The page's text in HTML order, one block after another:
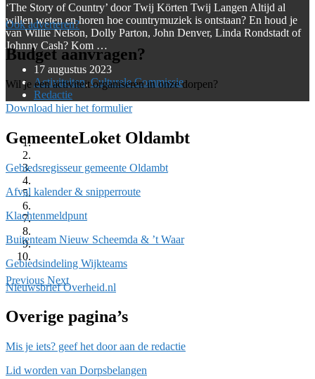
‘The Story of Country’ door Twij Körten Twij Langen Altijd al
willen weten en horen hoe countrymuziek is ontstaan? En houd je
van Willie Nelson, Dolly Parton, John Denver, Linda Rondstadt of
Johnny Cash? Kom …
17 augustus 2023
Activiteiten,Culturele Commissie
Redactie
Previous Next
Ook adverteren?
Budget aanvragen?
Wil je een activiteit organiseren in onze dorpen?
Download hier het formulier
GemeenteLoket Oldambt
Gebiedsregisseur gemeente Oldambt
Afval kalender & snipperroute
Klachtenmeldpunt
Buitenteam Nieuw Scheemda & ’t Waar
Gebiedsindeling Wijkteams
Nieuwsbrief Overheid.nl
Overige pagina’s
Mis je iets? geef het door aan de redactie
Lid worden van Dorpsbelangen